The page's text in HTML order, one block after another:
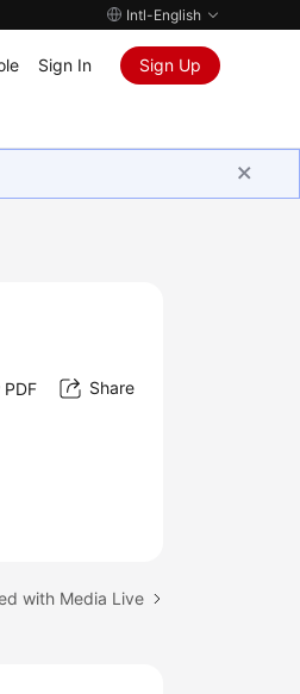
Intl-English
Sign In Sign Up
Share
with Media Live